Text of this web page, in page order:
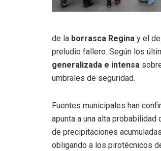
de la borrasca Regina y el
preludio fallero. Según los
generalizada e intensa
umbrales de seguridad.
Fuentes municipales han
apunta a una alta probabilidad
de precipitaciones
obligando a los pirotécnicos